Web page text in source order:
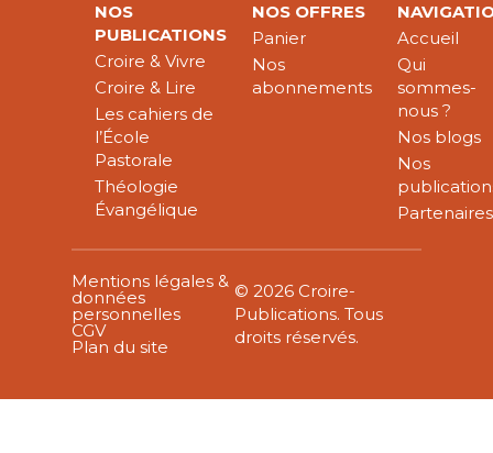
NOS
PUBLICATIONS
Croire & Vivre
Croire & Lire
Les cahiers de
l’École
Pastorale
Théologie
Évangélique
NOS OFFRES
Panier
Nos
abonnements
Accueil
Qui
sommes-
nous ?
Nos blogs
Nos
Partenaires
Mentions légales &
données
personnelles
CGV
Plan du site
© 2026 Croire-
Publications. Tous
droits réservés.